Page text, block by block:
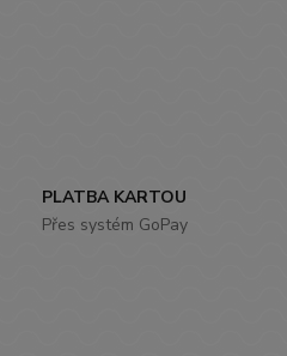
PLATBA KARTOU
Přes systém GoPay